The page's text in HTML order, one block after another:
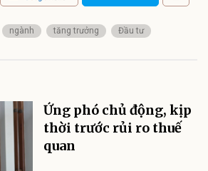
ngành tăng trưởng Đầu tư
Ứng phó chủ động, kịp
thời trước rủi ro thuế
quan